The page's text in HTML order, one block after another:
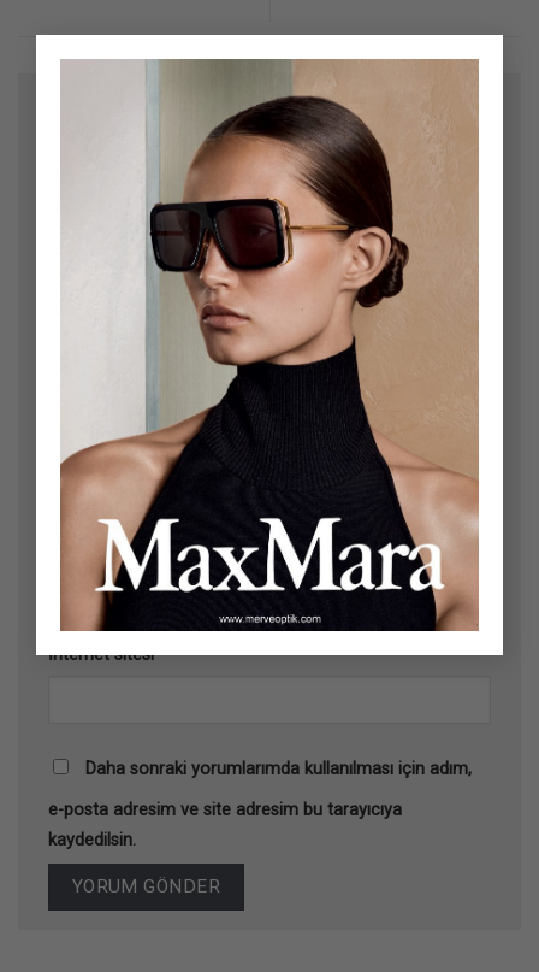
×
E-posta adresiniz yayınlanmayacak. Gerekli alanlar
ile işaretlenmişlerdir
E-posta*
İnternet sitesi
Daha sonraki yorumlarımda kullanılması için adım,
e-posta adresim ve site adresim bu tarayıcıya
kaydedilsin.